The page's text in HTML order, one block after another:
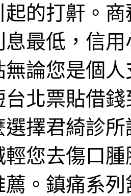
起的打鼾。
息最低，信
無論您是個
台北票貼借
擇君綺診
輕您去傷口
薦。鎮痛系